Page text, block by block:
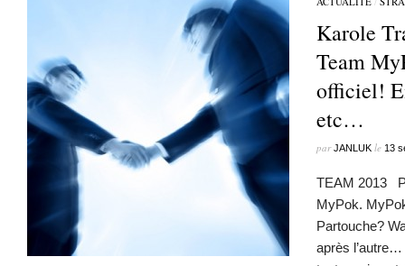
Karole
Team
officiel!
etc…
parJANLUK le 13
TEAM 2013
MyPok.
Partouche?
après